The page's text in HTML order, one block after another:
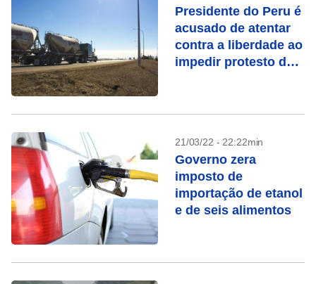
Presidente do Peru é
acusado de atentar
contra a liberdade ao
impedir protesto de
21/03/22 - 22:22min
Governo zera
imposto de
importação de etanol
e de seis alimentos